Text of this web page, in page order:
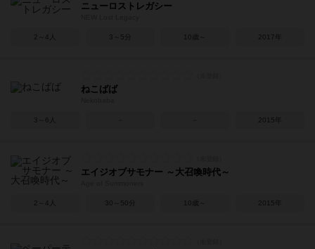
ニューロストレガシー
2～4人 3～5分 10歳～ 2017年
ねこばば
3～6人 2015年
エイジオブサモナー ～大召喚時代～
2～4人 30～50分 10歳～ 2015年